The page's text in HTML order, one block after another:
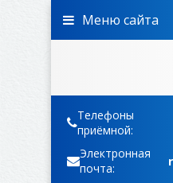
Телефоны
приёмной:
Электронная
почта:
Меню сайта